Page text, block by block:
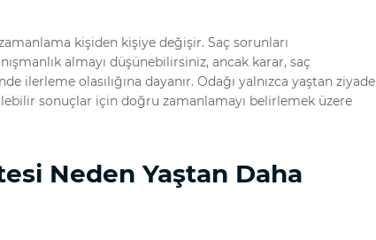
kişiden kişiye değişir. Saç sorunları
almayı düşünebilirsiniz, ancak karar, saç
olasılığına dayanır. Odağı yalnızca yaştan ziyade
sonuçlar için doğru zamanlamayı belirlemek üzere
Neden Yaştan Daha